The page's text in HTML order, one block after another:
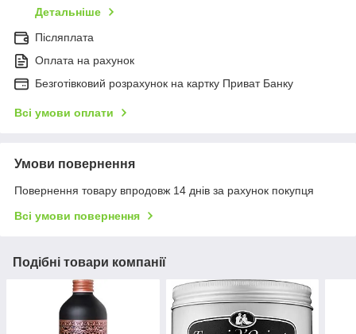
Детальніше
Післяплата
Оплата на рахунок
Безготівковий розрахунок на картку Приват Банку
Всі умови оплати
Умови повернення
Повернення товару впродовж 14 днів за рахунок покупця
Всі умови повернення
Подібні товари компанії